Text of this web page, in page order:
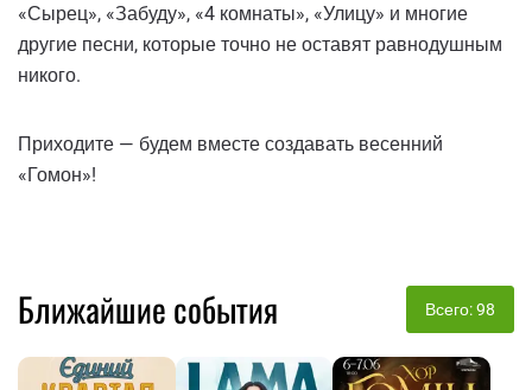
«Сырец», «Забуду», «4 комнаты», «Улицу» и многие
другие песни, которые точно не оставят равнодушным
никого.
Приходите — будем вместе создавать весенний
«Гомон»!
Ближайшие события Всего: 98